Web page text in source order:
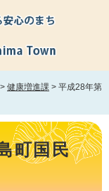
> 健康増進課 > 平成28年第
町国民